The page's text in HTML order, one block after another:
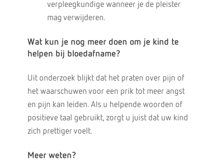
verpleegkundige wanneer je de pleister
mag verwijderen.
Wat kun je nog meer doen om je kind te
helpen bij bloedafname?
Uit onderzoek blijkt dat het praten over pijn of
het waarschuwen voor een prik tot meer angst
en pijn kan leiden. Als u helpende woorden of
positieve taal gebruikt, zorgt u juist dat uw kind
zich prettiger voelt.
Meer weten?